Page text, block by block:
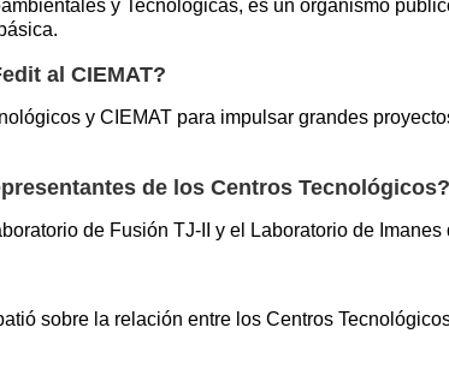
y Tecnológicas, es un organismo
al CIEMAT?
y CIEMAT para impulsar grandes
de los Centros Tecnológicos?
de Fusión TJ-II y el Laboratorio de
sobre la relación entre los Centros